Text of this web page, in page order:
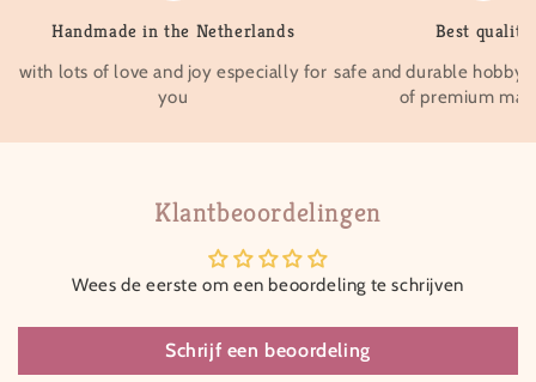
Handmade in the Netherlands
with lots of love and joy especially for
you
Best quality
safe and durable hobby
of premium
Klantbeoordelingen
Wees de eerste om een beoordeling te schrijven
Schrijf een beoordeling